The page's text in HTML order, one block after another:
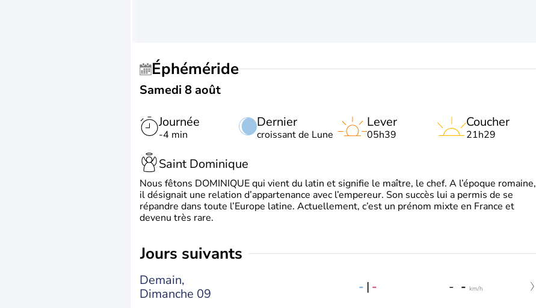
Éphéméride
Samedi 8 août
Journée
-4 min
Dernier
croissant de Lune
Lever
05h39
Coucher
21h29
Saint Dominique
Nous fêtons DOMINIQUE qui vient du latin et signifie le maître, le chef. A l’époque romaine,
il désignait une relation d’appartenance avec l’empereur. Son succès lui a permis de se
répandre dans toute l’Europe latine. Actuellement, c’est un prénom mixte en France et
devenu très rare.
jours suivants
Demain,
Dimanche 09
- | - - - km/h